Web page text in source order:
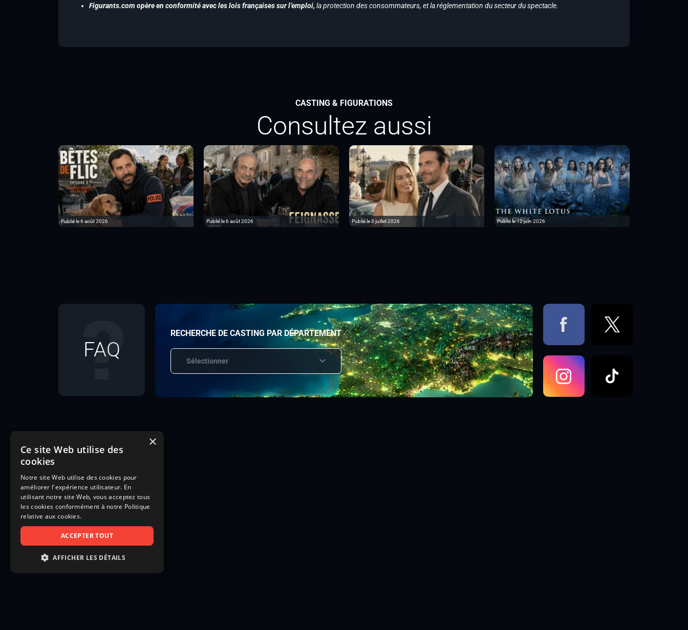
Figurants.com opère en conformité avec les lois françaises sur l’emploi, la protection des consommateurs, et la réglementation du secteur du spectacle.
CASTING & FIGURATIONS
Consultez aussi
Publié le 6 août 2026 Publié le 6 août 2026 Publié le 3 juillet 2026 Publié le 12 juin 2026
FAQ
RECHERCHE DE CASTING PAR DÉPARTEMENT
Sélectionner
×
Ce site Web utilise des
cookies
Notre site Web utilise des cookies pour
améliorer l'expérience utilisateur. En
utilisant notre site Web, vous acceptez tous
les cookies conformément à notre Politique
relative aux cookies.
ACCEPTER TOUT
AFFICHER LES DÉTAILS